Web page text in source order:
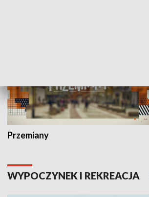
Przemiany
WYPOCZYNEK I REKREACJA